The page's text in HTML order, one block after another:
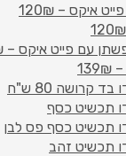
איקס – 120₪
עם פייט איקס – 120₪
קרושה 80 ש"ח
תכשיט כסף
תכשיט כסף פס לבן
תכשיט זהב